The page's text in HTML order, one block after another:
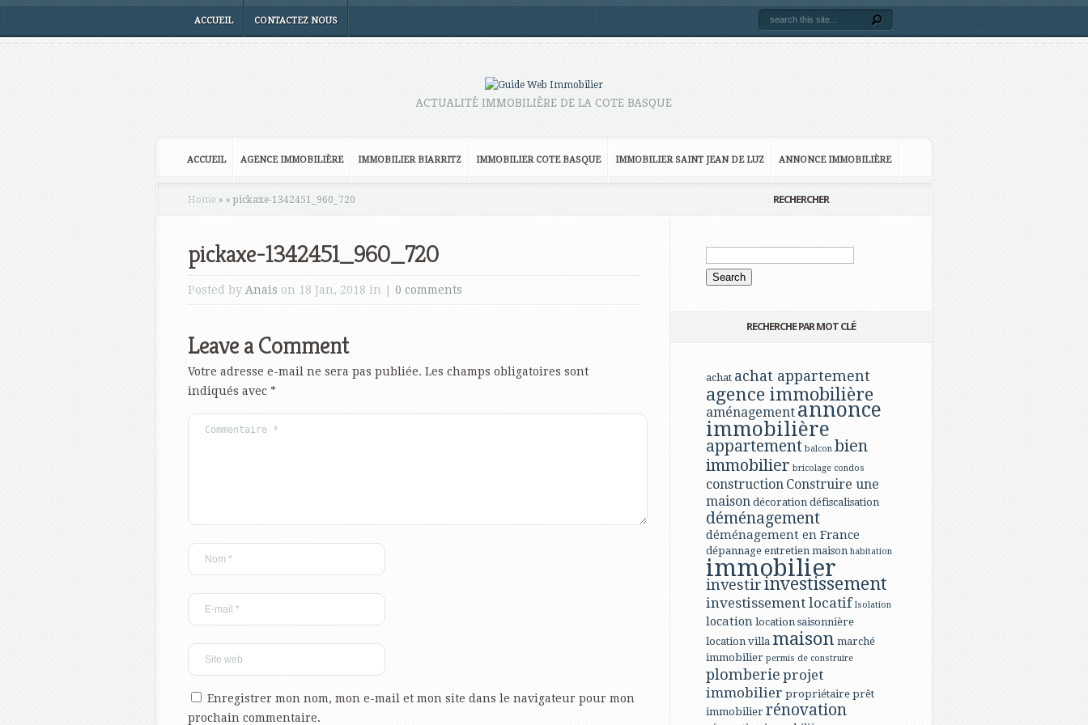
ACCUEIL CONTACTEZ NOUS
ACTUALITÉ IMMOBILIÈRE DE LA COTE BASQUE
ACCUEIL AGENCE IMMOBILIÈRE IMMOBILIER BIARRITZ IMMOBILIER COTE BASQUE IMMOBILIER SAINT JEAN DE LUZ ANNONCE IMMOBILIÈRE
Home » » pickaxe-1342451_960_720
pickaxe-1342451_960_720
Posted by Anais on 18 Jan, 2018 in | 0 comments
Leave a Comment
Votre adresse e-mail ne sera pas publiée. Les champs obligatoires sont
indiqués avec *
Enregistrer mon nom, mon e-mail et mon site dans le navigateur pour mon
prochain commentaire.
RECHERCHER
RECHERCHE PAR MOT CLÉ
achat achat appartement
agence immobilière
aménagement annonce
immobilière
appartement balcon bien
immobilier bricolage condos
construction Construire une
maison décoration défiscalisation
déménagement
déménagement en France
dépannage entretien maison habitation
immobilier
investirinvestissement
investissement locatif Isolation
location location saisonnière
location villa maison marché
immobilier permis de construire
plomberie projet
immobilier propriétaire prêt
immobilier rénovation